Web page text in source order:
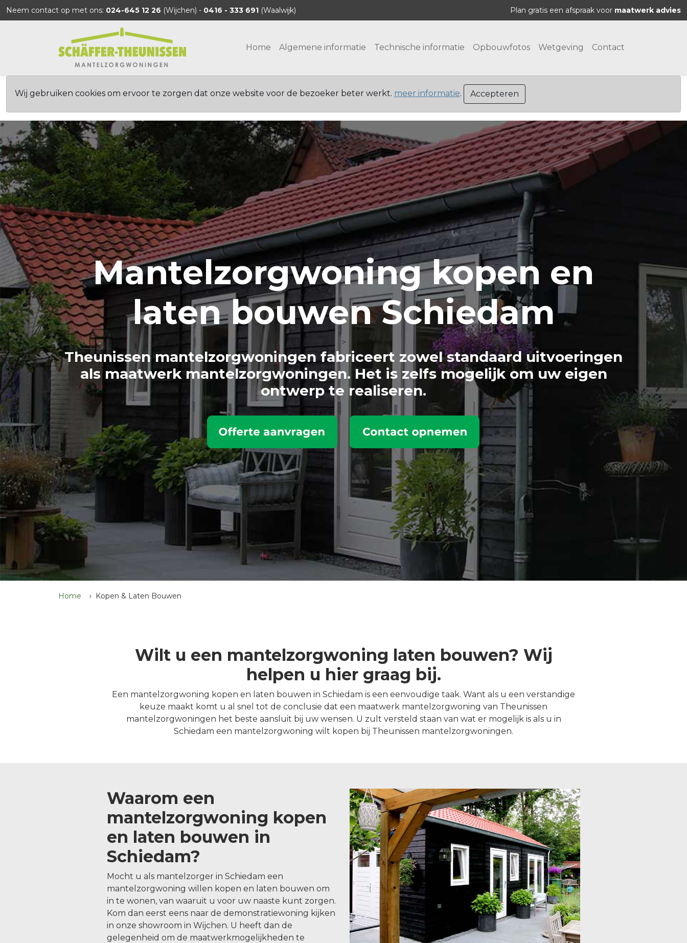
Neem contact op met ons: 024-645 12 26 (Wijchen) - 0416 - 333 691 (Waalwijk) Plan gratis een afspraak voor maatwerk advies
Home Algemene informatie Technische informatie Opbouwfotos Wetgeving Contact
Wij gebruiken cookies om ervoor te zorgen dat onze website voor de bezoeker beter werkt. meer informatie. Accepteren
Mantelzorgwoning kopen en
laten bouwen Schiedam
>
Theunissen mantelzorgwoningen fabriceert zowel standaard uitvoeringen
als maatwerk mantelzorgwoningen. Het is zelfs mogelijk om uw eigen
ontwerp te realiseren.
Home Kopen & Laten Bouwen
Wilt u een mantelzorgwoning laten bouwen? Wij
helpen u hier graag bij.
Een mantelzorgwoning kopen en laten bouwen in Schiedam is een eenvoudige taak. Want als u een verstandige
keuze maakt komt u al snel tot de conclusie dat een maatwerk mantelzorgwoning van Theunissen
mantelzorgwoningen het beste aansluit bij uw wensen. U zult versteld staan van wat er mogelijk is als u in
Schiedam een mantelzorgwoning wilt kopen bij Theunissen mantelzorgwoningen.
Waarom een
mantelzorgwoning kopen
en laten bouwen in
Schiedam?
Mocht u als mantelzorger in Schiedam een
mantelzorgwoning willen kopen en laten bouwen om
in te wonen, van waaruit u voor uw naaste kunt zorgen.
Kom dan eerst eens naar de demonstratiewoning kijken
in onze showroom in Wijchen. U heeft dan de
gelegenheid om de maatwerkmogelijkheden te